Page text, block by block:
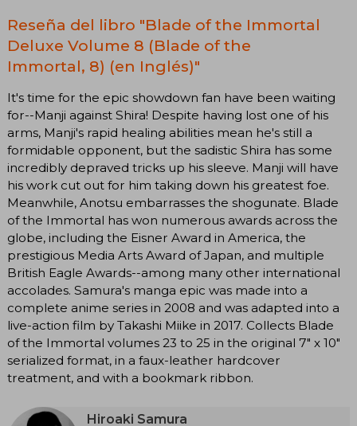
Reseña del libro "Blade of the Immortal
Deluxe Volume 8 (Blade of the
Immortal, 8) (en Inglés)"
It's time for the epic showdown fan have been waiting
for--Manji against Shira! Despite having lost one of his
arms, Manji's rapid healing abilities mean he's still a
formidable opponent, but the sadistic Shira has some
incredibly depraved tricks up his sleeve. Manji will have
his work cut out for him taking down his greatest foe.
Meanwhile, Anotsu embarrasses the shogunate. Blade
of the Immortal has won numerous awards across the
globe, including the Eisner Award in America, the
prestigious Media Arts Award of Japan, and multiple
British Eagle Awards--among many other international
accolades. Samura's manga epic was made into a
complete anime series in 2008 and was adapted into a
live-action film by Takashi Miike in 2017. Collects Blade
of the Immortal volumes 23 to 25 in the original 7" x 10"
serialized format, in a faux-leather hardcover
treatment, and with a bookmark ribbon.
Hiroaki Samura